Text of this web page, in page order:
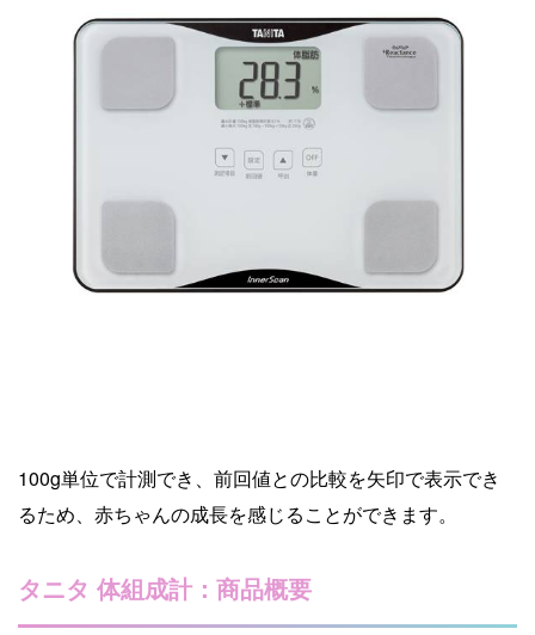
100g単位で計測でき、前回値との比較を矢印で表示でき
るため、赤ちゃんの成長を感じることができます。
タニタ 体組成計：商品概要